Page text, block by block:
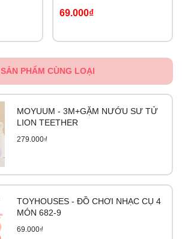
69.000₫
SẢN PHẨM CÙNG LOẠI
MOYUUM - 3M+GẶM NƯỚU SƯ TỬ
LION TEETHER
279.000₫
TOYHOUSES - ĐỒ CHƠI NHẠC CỤ 4
MÓN 682-9
69.000₫